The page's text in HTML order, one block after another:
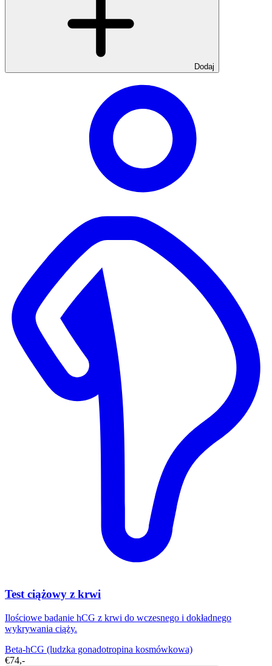
Dodaj
Test ciążowy z krwi
Ilościowe badanie hCG z krwi do wczesnego i dokładnego
wykrywania ciąży.
Beta-hCG (ludzka gonadotropina kosmówkowa)
€74,-